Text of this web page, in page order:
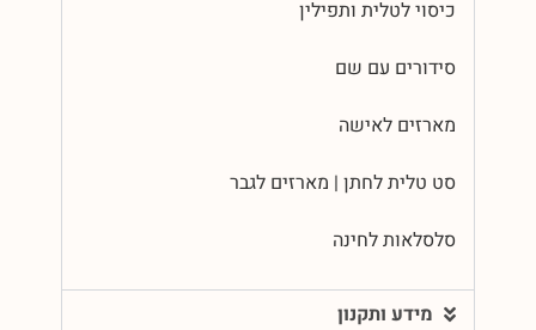
כיסוי לטלית ותפילין
סידורים עם שם
מארזים לאישה
סט טלית לחתן | מארזים לגבר
סלסלאות לחינה
מידע ותקנון